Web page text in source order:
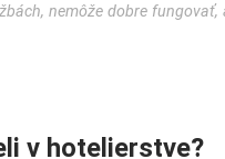
nemôže dobre
v hotelierstve?